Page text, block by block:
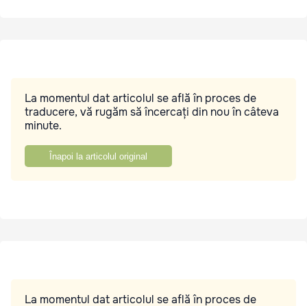
La momentul dat articolul se află în proces de
traducere, vă rugăm să încercați din nou în câteva
minute.
Înapoi la articolul original
La momentul dat articolul se află în proces de